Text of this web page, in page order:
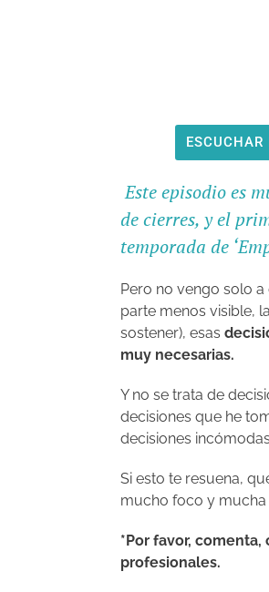
Este episodio es
de cierres, y el
temporada de
Pero no vengo solo
parte menos visible,
sostener), esas
muy necesarias.
Y no se trata de
decisiones que he
decisiones
Si esto te resuena,
mucho foco y mucha
*Por favor,
profesionales.